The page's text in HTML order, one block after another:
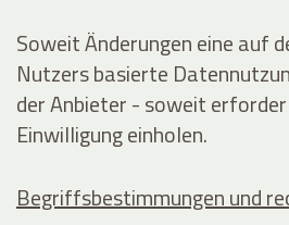
Soweit Änderungen eine auf
Nutzers basierte
der Anbieter - soweit
Einwilligung einholen.
Begriffsbestimmungen und